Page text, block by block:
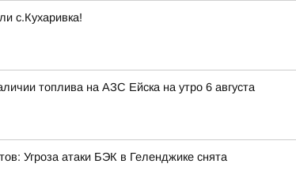
с.Кухаривка!
топлива на АЗС Ейска на утро 6 августа
Угроза атаки БЭК в Геленджике снята